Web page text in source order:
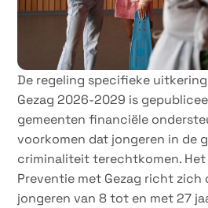
De regeling specifieke
Gezag 2026-2029 is
gemeenten financiële
voorkomen dat jongeren in de
criminaliteit terechtkomen. Het
Preventie met Gezag richt zich
jongeren van 8 tot en met 27